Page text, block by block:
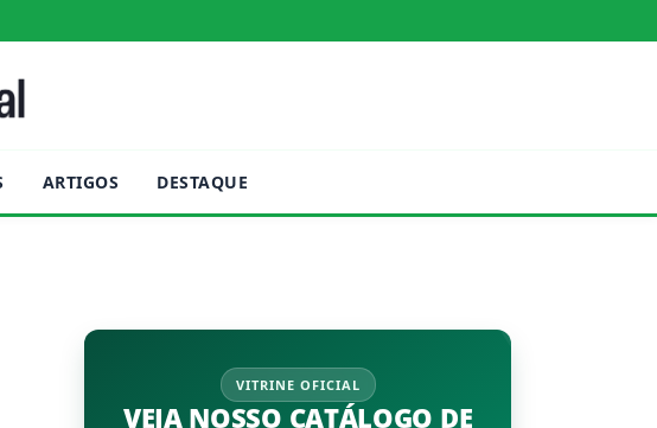
ARTIGOS DESTAQUE
VITRINE OFICIAL
VEJA NOSSO CATÁLOGO DE